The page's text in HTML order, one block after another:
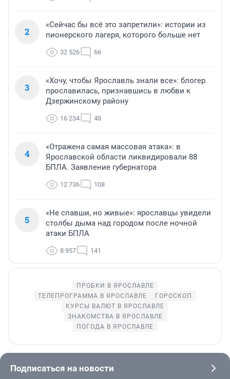
2
«Сейчас бы всё это запретили»: истории из
пионерского лагеря, которого больше нет
32 526 66
3
«Хочу, чтобы Ярославль знали все»: блогер
прославилась, признавшись в любви к
Дзержинскому району
16 234 48
4
«Отражена самая массовая атака»: в
Ярославской области ликвидировали 88
БПЛА. Заявление губернатора
12 736 108
5
«Не спавши, но живые»: ярославцы увидели
столбы дыма над городом после ночной
атаки БПЛА
8 957 141
ПРОБКИ В ЯРОСЛАВЛЕ
ТЕЛЕПРОГРАММА В ЯРОСЛАВЛЕ
ГОРОСКОП
КУРСЫ ВАЛЮТ В ЯРОСЛАВЛЕ
ЗНАКОМСТВА В ЯРОСЛАВЛЕ
ПОГОДА В ЯРОСЛАВЛЕ
Подписаться на новости